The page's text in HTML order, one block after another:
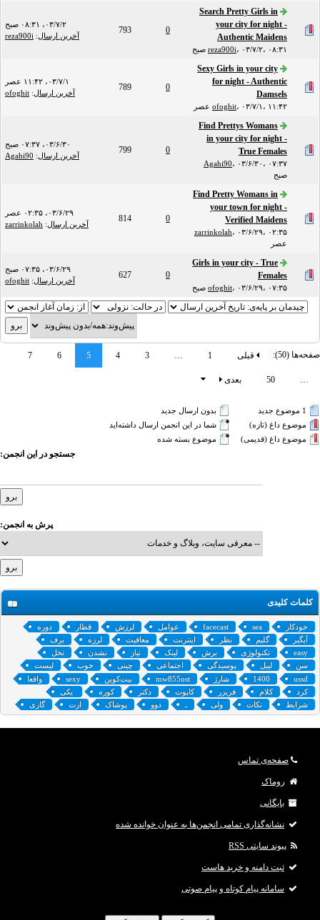
Search Pretty Girls in
your city for night -
Authentic Maidens
reza900i، ۰۳/۷/۲، ۰۸:۳۱ صبح
0
793
۰۳/۷/۲، ۰۸:۳۱ صبح
آخرین ارسال:
reza900i
Sexy Girls in your city
for night - Authentic
Damsels
ofoghit، ۰۳/۷/۱، ۱۱:۴۲ عصر
0
789
۰۳/۷/۱، ۱۱:۴۲ عصر
آخرین ارسال:
ofoghit
Find Prettys Womans
in your city for night -
True Females
Agahi90، ۰۳/۶/۳۰، ۰۷:۳۷
صبح
0
799
۰۳/۶/۳۰، ۰۷:۳۷ صبح
آخرین ارسال:
Agahi90
Find Pretty Womans in
your town for night -
Verified Maidens
zarrinkolah، ۰۳/۶/۲۹، ۰۲:۳۵
عصر
0
814
۰۳/۶/۲۹، ۰۲:۳۵ عصر
آخرین ارسال:
zarrinkolah
Girls in your city - True
Females
ofoghit، ۰۳/۶/۲۹، ۰۷:۳۵ صبح
0
627
۰۳/۶/۲۹، ۰۷:۳۵ صبح
آخرین ارسال:
ofoghit
صفحه‌ها (50): قبلی 1
…
3
4
5
6
7
…
50 بعدی
موضوع داغ (تازه‌)
موضوع داغ (قدیمی)
بدون ارسال جدید‌
شما در این انجمن ارسال داشته‌اید
موضوع بسته شده
جستجو در این انجمن:
پرش به انجمن:
کلمات کلیدی
خودکار sea
facecast عوامل لرزش قطار
دوره
آبگیر
گلیم نظر اینترنت معافیت لرزه
برف
easy
تکنولوژی برش لینک نیاز نشدن
نخل
سن
لیبل پوسیدگی اجتماعی چینی خوب
لیست
ussd
1400 شارژ mw855ust بیت‌کوین sexy
واقعا
کرد
کلام فریزر کاپوت دکتر کوره
یکی
شرایط
نکات ولی ـ دوو پوشاک ازت گازی
صفحه‌ی تماس
روماک
بایگانی
نشانه‌گذاری تمامی انجمن‌ها به عنوان خوانده شده
پیوند سایتی RSS
ثبت دامنه و خرید هاست
سامانه پیام کوتاه و پیام صوتی